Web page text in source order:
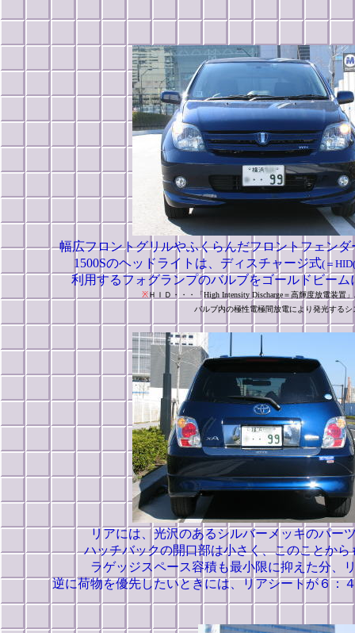
幅広フロントグリルやふくらんだフロントフェン
1500Sのヘッドライトは、ディスチャージ式(＝
利用するフォグランプのバルブをゴールドビー
※ＨＩＤ・・・「High Intensity Discharge＝高輝度放電装
バルブ内の極性電極間放電により発光するシステム
リアには、光沢のあるシルバーメッキのパー
ハッチバックの開口部は小さく、このことか
ラゲッジスペース容積も最小限に抑えた分、
逆に荷物を優先したいときには、リアシートが６：